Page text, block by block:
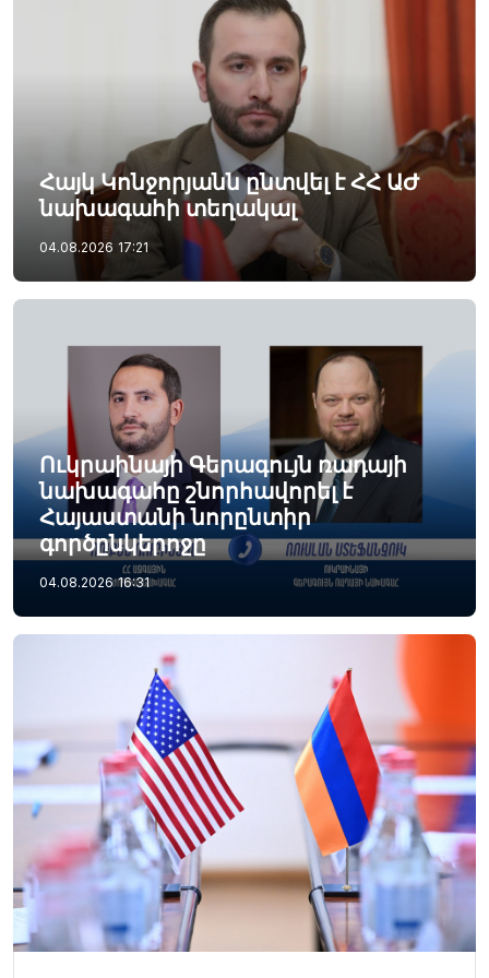
Հայկ Կոնջորյանն ընտվել է ՀՀ ԱԺ
նախագահի տեղակալ
04.08.2026 17:21
Ուկրաինայի Գերագույն ռադայի
նախագահը շնորհավորել է
Հայաստանի նորընտիր
գործընկերոջը
04.08.2026 16:31